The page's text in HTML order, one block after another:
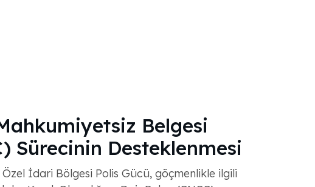
Belgesi
Sürecinin Desteklenmesi
İdari Bölgesi Polis Gücü, göçmenlikle ilgili